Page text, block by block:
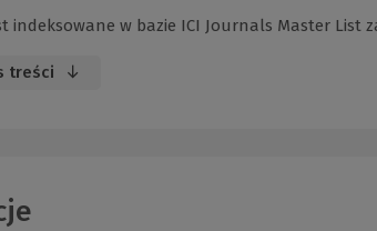
indeksowane w bazie ICI Journals Master List za
treści